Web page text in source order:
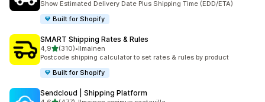
Show Estimated Delivery Date Plus Shipping Time (EDD/ETA)
Built for Shopify
SMART Shipping Rates & Rules
4,9/ 5 tähteä
(310)
310 arvostelua yhteensä
•Ilmainen
Postcode shipping calculator to set rates & rules by product
Built for Shopify
Sendcloud | Shipping Platform